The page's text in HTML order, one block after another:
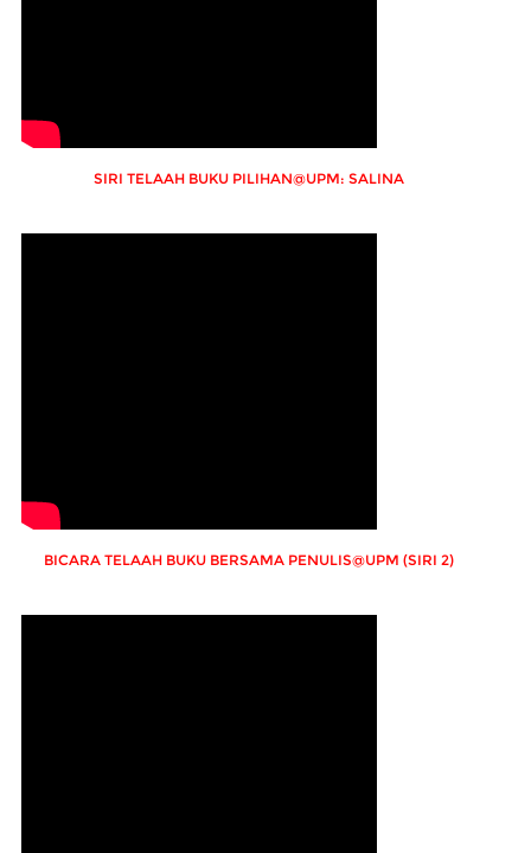
SIRI TELAAH BUKU PILIHAN@UPM: SALINA
BICARA TELAAH BUKU BERSAMA PENULIS@UPM (SIRI 2)